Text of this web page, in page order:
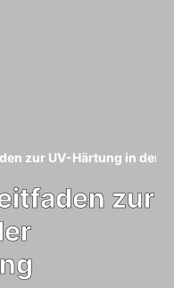
zur UV-Härtung in der
zur